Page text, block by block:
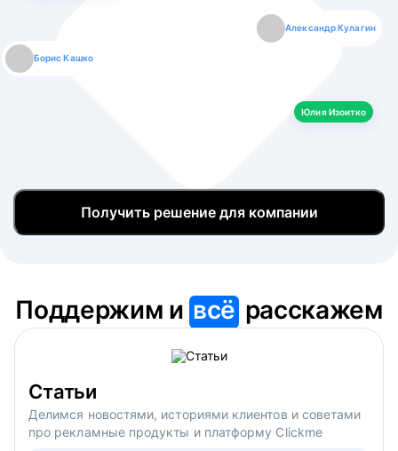
Борис Кашко
Александр Кулагин
Юлия Изоитко
Юлия Изоитко
Даниил Макаров
Александр Кулагин
Екатерина Лазаренко
Даниил Макаров
Борис Кашко
Екатерина Лазаренко
Юлия Изоитко
Получить решение для компании
Поддержим ивсё расскажем
Статьи
Делимся новостями, историями клиентов и советами
про рекламные продукты и платформу Clickme